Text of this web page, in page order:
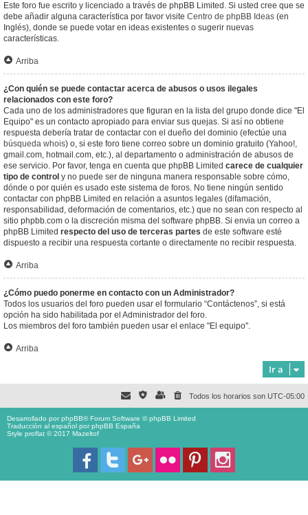
Este foro fue escrito y licenciado a través de phpBB Limited. Si usted cree que se
debe añadir alguna característica por favor visite Centro de phpBB Ideas (en
Inglés), donde se puede votar en ideas existentes o sugerir nuevas
características.
Arriba
¿Con quién se puede contactar acerca de abusos o usos ilegales
relacionados con este foro?
Cada uno de los administradores que figuran en la lista del grupo donde dice "El
Equipo" es un contacto apropiado para enviar sus quejas. Si así no obtiene
respuesta debería tratar de contactar con el dueño del dominio (efectúe una
búsqueda whois) o, si este foro tiene correo sobre un dominio gratuito (Yahoo!,
gmail.com, hotmail.com, etc.), al departamento o administración de abusos de
ese servicio. Por favor, tenga en cuenta que phpBB Limited carece de cualquier
tipo de control y no puede ser de ninguna manera responsable sobre cómo,
dónde o por quién es usado este sistema de foros. No tiene ningún sentido
contactar con phpBB Limited en relación a asuntos legales (difamación,
responsabilidad, deformación de comentarios, etc.) que no sean con respecto al
sitio phpbb.com o la discreción misma del software phpBB. Si envia un correo a
phpBB Limited respecto del uso de terceras partes de este software esté
dispuesto a recibir una respuesta cortante o directamente no recibir respuesta.
Arriba
¿Cómo puedo ponerme en contacto con un Administrador?
Todos los usuarios del foro pueden usar el formulario “Contáctenos”, si está
opción ha sido habilitada por el Administrador del foro.
Los miembros del foro también pueden usar el enlace "El equipo".
Arriba
Ir a
Todos los horarios son UTC-05:00
Desarrollado porphpBB® Forum Software © phpBB Limited
Traducción al español porphpBB España
Style proflat © 2017 Mazeltof